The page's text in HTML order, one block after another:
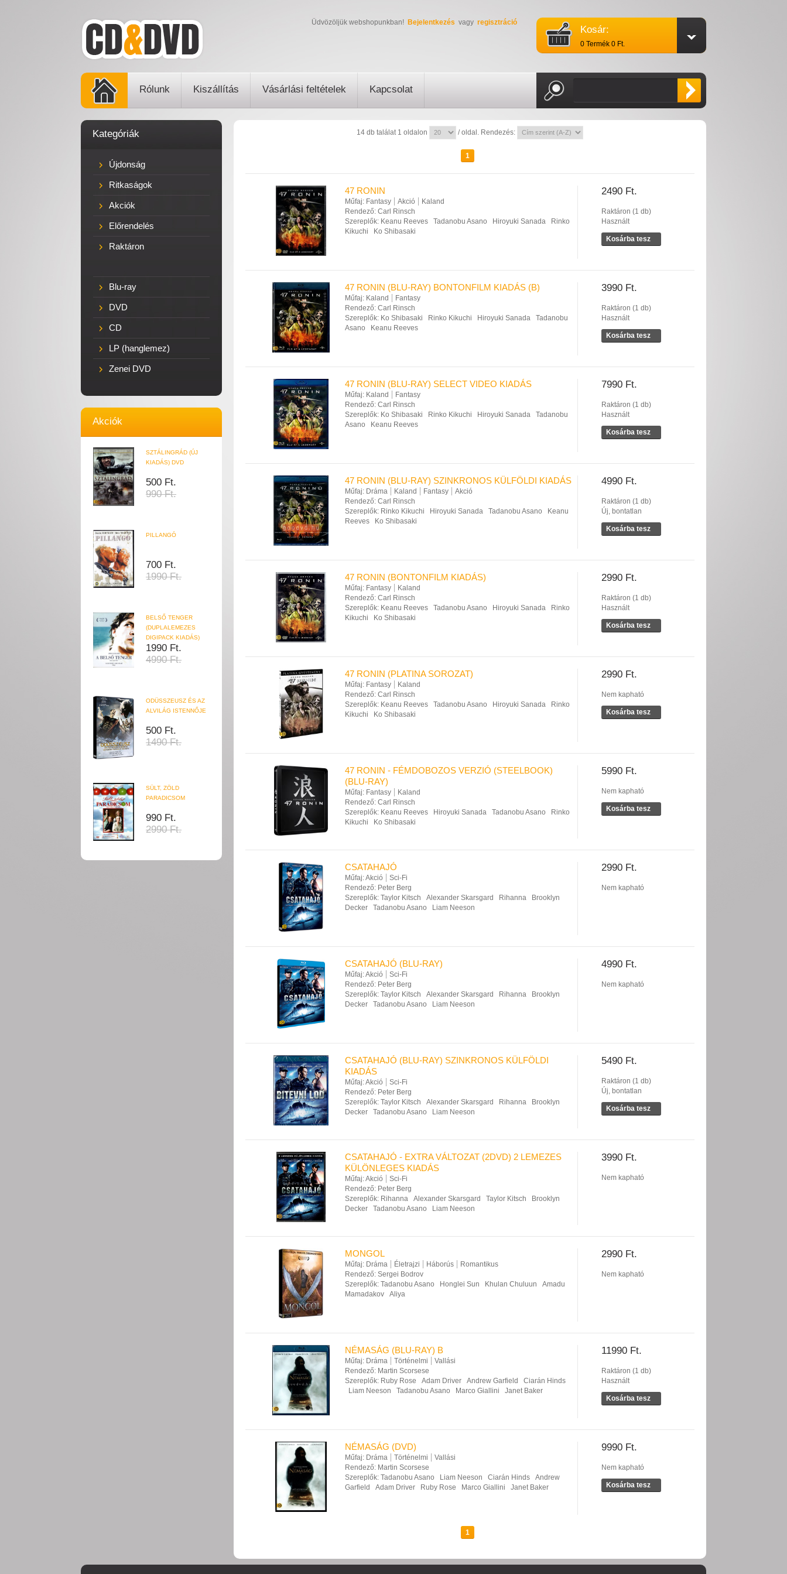
Kosár:
0 Termék 0 Ft.
Üdvözöljük webshopunkban! Bejelentkezés vagy regisztráció
Rólunk Kiszállítás Vásárlási feltételek Kapcsolat
Kategóriák
Újdonság
Ritkaságok
Akciók
Előrendelés
Raktáron
Blu-ray
DVD
CD
LP (hanglemez)
Zenei DVD
Akciók
SZTÁLINGRÁD (ÚJ
KIADÁS) DVD
500 Ft.
990 Ft.
PILLANGÓ
700 Ft.
1990 Ft.
BELSŐ TENGER
(DUPLALEMEZES
DIGIPACK KIADÁS)
1990 Ft.
4990 Ft.
ODÜSSZEUSZ ÉS AZ
ALVILÁG ISTENNŐJE
500 Ft.
1490 Ft.
SÜLT, ZÖLD
PARADICSOM
990 Ft.
2990 Ft.
14 db találat 1 oldalon / oldal. Rendezés:
1
2490 Ft.
Raktáron (1 db)
Használt
Kosárba tesz
47 RONIN
Műfaj: Fantasy Akció
Kaland
Rendező: Carl Rinsch
Szereplők: Keanu Reeves Tadanobu Asano Hiroyuki Sanada
Rinko
Kikuchi
Ko Shibasaki
3990 Ft.
Raktáron (1 db)
Használt
Kosárba tesz
47 RONIN (BLU-RAY) BONTONFILM KIADÁS (B)
Műfaj: Kaland
Fantasy
Rendező: Carl Rinsch
Szereplők: Ko Shibasaki Rinko Kikuchi Hiroyuki Sanada
Tadanobu
Asano
Keanu Reeves
7990 Ft.
Raktáron (1 db)
Használt
Kosárba tesz
47 RONIN (BLU-RAY) SELECT VIDEO KIADÁS
Műfaj: Kaland
Fantasy
Rendező: Carl Rinsch
Szereplők: Ko Shibasaki Rinko Kikuchi Hiroyuki Sanada
Tadanobu
Asano
Keanu Reeves
4990 Ft.
Raktáron (1 db)
Új, bontatlan
Kosárba tesz
47 RONIN (BLU-RAY) SZINKRONOS KÜLFÖLDI KIADÁS
Műfaj: Dráma Kaland Fantasy
Akció
Rendező: Carl Rinsch
Szereplők: Rinko Kikuchi Hiroyuki Sanada Tadanobu Asano
Keanu
Reeves
Ko Shibasaki
2990 Ft.
Raktáron (1 db)
Használt
Kosárba tesz
47 RONIN (BONTONFILM KIADÁS)
Műfaj: Fantasy
Kaland
Rendező: Carl Rinsch
Szereplők: Keanu Reeves Tadanobu Asano Hiroyuki Sanada
Rinko
Kikuchi
Ko Shibasaki
2990 Ft.
Nem kapható
Kosárba tesz
47 RONIN (PLATINA SOROZAT)
Műfaj: Fantasy
Kaland
Rendező: Carl Rinsch
Szereplők: Keanu Reeves Tadanobu Asano Hiroyuki Sanada
Rinko
Kikuchi
Ko Shibasaki
5990 Ft.
Nem kapható
Kosárba tesz
47 RONIN - FÉMDOBOZOS VERZIÓ (STEELBOOK)
(BLU-RAY)
Műfaj: Fantasy
Kaland
Rendező: Carl Rinsch
Szereplők: Keanu Reeves Hiroyuki Sanada Tadanobu Asano
Rinko
Kikuchi
Ko Shibasaki
2990 Ft.
Nem kapható
CSATAHAJÓ
Műfaj:Akció
Sci-Fi
Rendező: Peter Berg
Szereplők: Taylor Kitsch Alexander Skarsgard Rihanna
Brooklyn
Decker
Tadanobu Asano Liam Neeson
4990 Ft.
Nem kapható
CSATAHAJÓ (BLU-RAY)
Műfaj:Akció
Sci-Fi
Rendező: Peter Berg
Szereplők: Taylor Kitsch Alexander Skarsgard Rihanna
Brooklyn
Decker
Tadanobu Asano Liam Neeson
5490 Ft.
Raktáron (1 db)
Új, bontatlan
Kosárba tesz
CSATAHAJÓ (BLU-RAY) SZINKRONOS KÜLFÖLDI
KIADÁS
Műfaj:Akció
Sci-Fi
Rendező: Peter Berg
Szereplők: Taylor Kitsch Alexander Skarsgard Rihanna
Brooklyn
Decker
Tadanobu Asano Liam Neeson
3990 Ft.
Nem kapható
CSATAHAJÓ - EXTRA VÁLTOZAT (2DVD) 2 LEMEZES
KÜLÖNLEGES KIADÁS
Műfaj:Akció
Sci-Fi
Rendező: Peter Berg
Szereplők: Rihanna Alexander Skarsgard Taylor Kitsch
Brooklyn
Decker
Tadanobu Asano Liam Neeson
2990 Ft.
Nem kapható
MONGOL
Műfaj: Dráma Életrajzi Háborús
Romantikus
Rendező: Sergei Bodrov
Szereplők: Tadanobu Asano Honglei Sun Khulan Chuluun
Amadu
Mamadakov
Aliya
11990 Ft.
Raktáron (1 db)
Használt
Kosárba tesz
NÉMASÁG (BLU-RAY) B
Műfaj: Dráma Történelmi
Vallási
Rendező: Martin Scorsese
Szereplők: Ruby Rose Adam Driver Andrew Garfield
Ciarán Hinds
Liam Neeson
Tadanobu Asano Marco Giallini Janet Baker
9990 Ft.
Nem kapható
Kosárba tesz
NÉMASÁG (DVD)
Műfaj: Dráma Történelmi
Vallási
Rendező: Martin Scorsese
Szereplők: Tadanobu Asano Liam Neeson Ciarán Hinds
Andrew
Garfield
Adam Driver Ruby Rose Marco Giallini Janet Baker
1